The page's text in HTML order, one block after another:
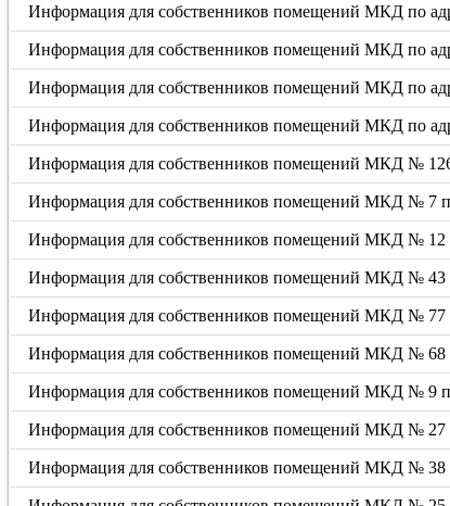
Информация для собственников помещений МКД по
Информация для собственников помещений МКД по
Информация для собственников помещений МКД по
Информация для собственников помещений МКД по
Информация для собственников помещений МКД №
Информация для собственников помещений МКД № 7
Информация для собственников помещений МКД № 12
Информация для собственников помещений МКД № 43
Информация для собственников помещений МКД № 77
Информация для собственников помещений МКД № 68
Информация для собственников помещений МКД № 9
Информация для собственников помещений МКД № 27
Информация для собственников помещений МКД № 38